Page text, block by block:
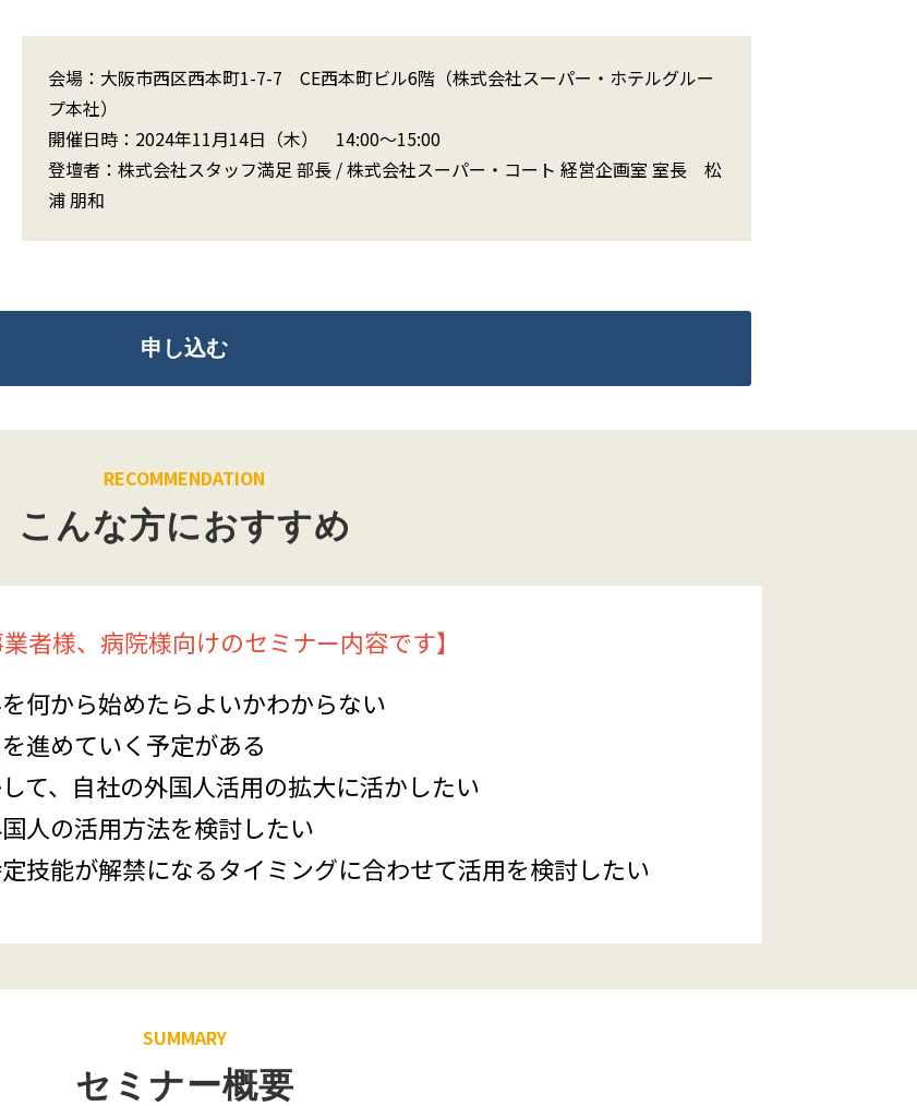
会場：大阪市西区西本町1-7-7 CE西本町ビル6階（株式会社スーパー・ホテルグルー
プ本社）
開催日時：2024年11月14日（木） 14:00〜15:00
登壇者：株式会社スタッフ満足 部長 / 株式会社スーパー・コート 経営企画室 室長 松
浦 朋和
申し込む
RECOMMENDATION
こんな方におすすめ
業者様、病院様向けのセミナー内容です】
何から始めたらよいかわからない
進めていく予定がある
て、自社の外国人活用の拡大に活かしたい
人の活用方法を検討したい
技能が解禁になるタイミングに合わせて活用を検討したい
SUMMARY
セミナー概要